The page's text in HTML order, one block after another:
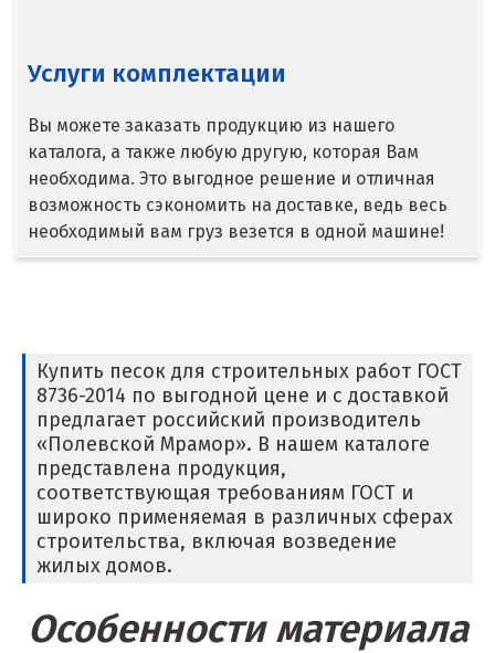
Воронеж
Воскресенск
Дегтярск
Дмитров
Дубна
Е
Егорьевск
Екатеринбург
Услуги комплектации
Вы можете заказать продукцию из нашего
каталога, а также любую другую, которая Вам
необходима. Это выгодное решение и отличная
возможность сэкономить на доставке, ведь весь
необходимый вам груз везется в одной машине!
Купить песок для строительных работ ГОСТ
8736-2014 по выгодной цене и с доставкой
предлагает российский производитель
«Полевской Мрамор». В нашем каталоге
представлена продукция,
соответствующая требованиям ГОСТ и
широко применяемая в различных сферах
строительства, включая возведение
жилых домов.
Особенности материала